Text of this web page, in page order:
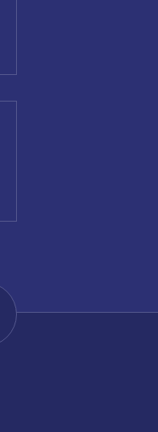
координации